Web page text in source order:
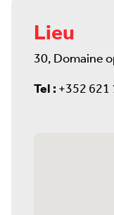
Lieu
30, Domaine
Tel :+352